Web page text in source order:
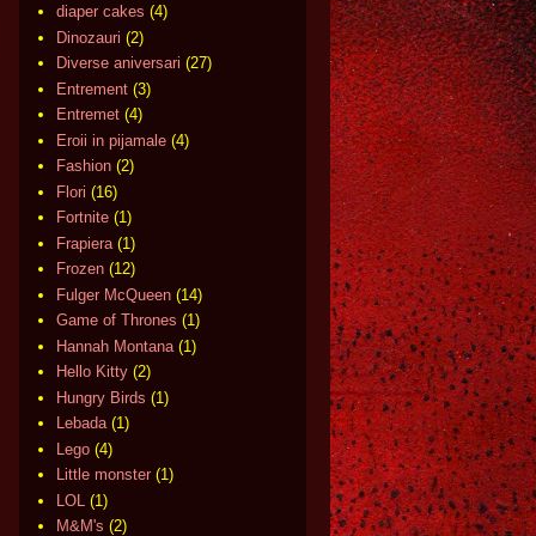
diaper cakes (4)
Dinozauri (2)
Diverse aniversari (27)
Entrement (3)
Entremet (4)
Eroii in pijamale (4)
Fashion (2)
Flori (16)
Fortnite (1)
Frapiera (1)
Frozen (12)
Fulger McQueen (14)
Game of Thrones (1)
Hannah Montana (1)
Hello Kitty (2)
Hungry Birds (1)
Lebada (1)
Lego (4)
Little monster (1)
LOL
(1)
M&M's (2)